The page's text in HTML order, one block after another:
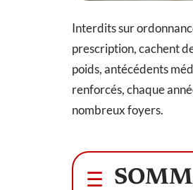
Interdits sur
prescription, cachent
poids, antécédents
renforcés, chaque
nombreux foyers.